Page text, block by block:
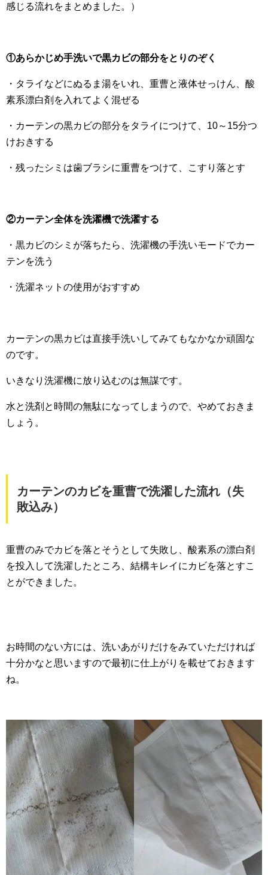
感じる流れをまとめました。）
①あらかじめ手洗いで黒カビの部分をとりのぞく
・タライなどにぬるま湯をいれ、重曹と液体せっけん、酸
素系漂白剤を入れてよく混ぜる
・カーテンの黒カビの部分をタライにつけて、10～15分つ
けおきする
・残ったシミは歯ブラシに重曹をつけて、こすり落とす
②カーテン全体を洗濯機で洗濯する
・黒カビのシミが落ちたら、洗濯機の手洗いモードでカー
テンを洗う
・洗濯ネットの使用がおすすめ
カーテンの黒カビは直接手洗いしてみてもなかなか頑固な
のです。
いきなり洗濯機に放り込むのは無謀です。
水と洗剤と時間の無駄になってしまうので、やめておきま
しょう。
カーテンのカビを重曹で洗濯した流れ（失
敗込み）
重曹のみでカビを落とそうとして失敗し、酸素系の漂白剤
を投入して洗濯したところ、結構キレイにカビを落とすこ
とができました。
お時間のない方には、洗いあがりだけをみていただければ
十分かなと思いますので最初に仕上がりを載せておきます
ね。